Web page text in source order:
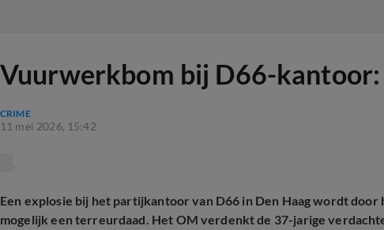
Vuurwerkbom bij D66-
CRIME
11 mei 2026, 15:42
Een explosie bij het partijkantoor van D66 in Den Haag wordt
mogelijk een terreurdaad. Het OM verdenkt de 37-jarige